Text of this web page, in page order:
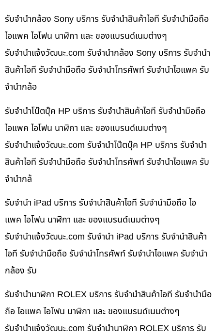
รับจำนำกล้อง Sony บริการ รับจำนำสินค้าไอที รับจำนำมือถือ
ไอแพค ไอโฟน นาฬิกา และ ของแบรนด์เนมต่างๆ
รับจํานําแจ้งวัฒนะ.com รับจำนำกล้อง Sony บริการ รับจำนำ
สินค้าไอที รับจำนำมือถือ รับจำนำโทรศัพท์ รับจำนำไอแพค รับ
จำนำกล้อ
รับจำนำโน๊ตบุ๊ค HP บริการ รับจำนำสินค้าไอที รับจำนำมือถือ
ไอแพค ไอโฟน นาฬิกา และ ของแบรนด์เนมต่างๆ
รับจํานําแจ้งวัฒนะ.com รับจำนำโน๊ตบุ๊ค HP บริการ รับจำนำ
สินค้าไอที รับจำนำมือถือ รับจำนำโทรศัพท์ รับจำนำไอแพค รับ
จำนำกล้
รับจำนำ iPad บริการ รับจำนำสินค้าไอที รับจำนำมือถือ ไอ
แพค ไอโฟน นาฬิกา และ ของแบรนด์เนมต่างๆ
รับจํานําแจ้งวัฒนะ.com รับจำนำ iPad บริการ รับจำนำสินค้า
ไอที รับจำนำมือถือ รับจำนำโทรศัพท์ รับจำนำไอแพค รับจำนำ
กล้อง รับ
รับจำนำนาฬิกา ROLEX บริการ รับจำนำสินค้าไอที รับจำนำมือ
ถือ ไอแพค ไอโฟน นาฬิกา และ ของแบรนด์เนมต่างๆ
รับจํานําแจ้งวัฒนะ.com รับจำนำนาฬิกา ROLEX บริการ รับ